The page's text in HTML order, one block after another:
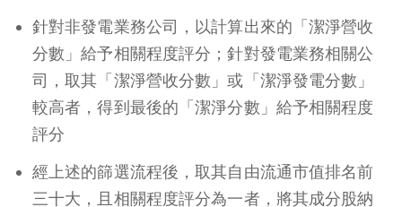
針對非發電業務公司，以計算出來的「潔淨營收
分數」給予相關程度評分；針對發電業務相關公
司，取其「潔淨營收分數」或「潔淨發電分數」
較高者，得到最後的「潔淨分數」給予相關程度
評分
經上述的篩選流程後，取其自由流通市值排名前
三十大，且相關程度評分為一者，將其成分股納